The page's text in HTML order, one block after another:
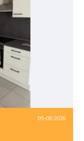
05-08-2026